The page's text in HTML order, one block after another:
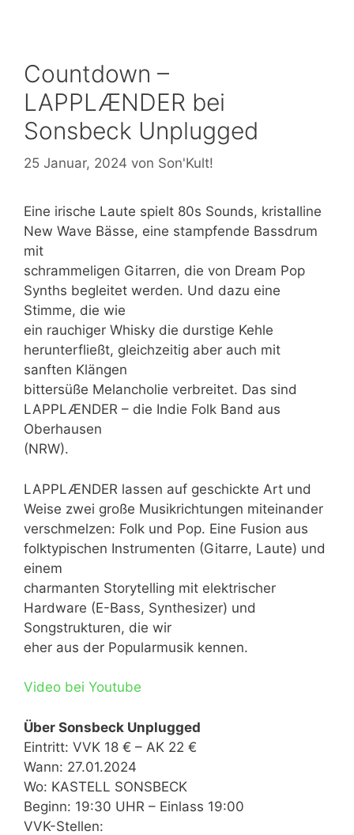
Countdown –
LAPPLÆNDER bei
Sonsbeck Unplugged
25 Januar, 2024 von Son'Kult!
Eine irische Laute spielt 80s Sounds, kristalline
New Wave Bässe, eine stampfende Bassdrum
mit
schrammeligen Gitarren, die von Dream Pop
Synths begleitet werden. Und dazu eine
Stimme, die wie
ein rauchiger Whisky die durstige Kehle
herunterfließt, gleichzeitig aber auch mit
sanften Klängen
bittersüße Melancholie verbreitet. Das sind
LAPPLÆNDER – die Indie Folk Band aus
Oberhausen
(NRW).
LAPPLÆNDER lassen auf geschickte Art und
Weise zwei große Musikrichtungen miteinander
verschmelzen: Folk und Pop. Eine Fusion aus
folktypischen Instrumenten (Gitarre, Laute) und
einem
charmanten Storytelling mit elektrischer
Hardware (E-Bass, Synthesizer) und
Songstrukturen, die wir
eher aus der Popularmusik kennen.
Video bei Youtube
Über Sonsbeck Unplugged
Eintritt: VVK 18 € – AK 22 €
Wann: 27.01.2024
Wo: KASTELL SONSBECK
Beginn: 19:30 UHR – Einlass 19:00
VVK-Stellen: